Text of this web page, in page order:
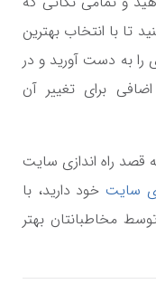
تا با انتخاب بهترین
را به دست آورید و در
برای تغییر آن
قصد راه اندازی سایت
سایت خود دارید، با
مخاطبانتان بهتر